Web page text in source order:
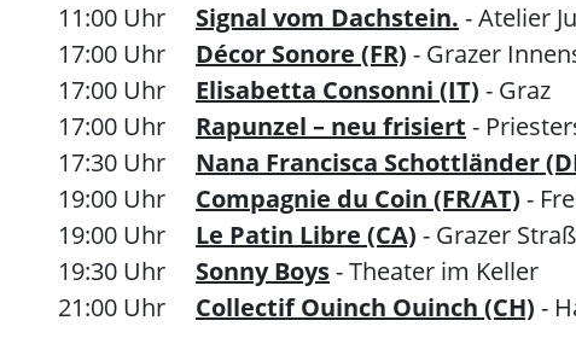
11:00 Uhr
Signal vom Dachstein. - Atelier
17:00 Uhr
Décor Sonore (FR) - Grazer
17:00 Uhr
Elisabetta Consonni (IT) - Graz
17:00 Uhr
Rapunzel – neu frisiert -
17:30 Uhr
Nana Francisca Schottländer
19:00 Uhr
Compagnie du Coin (FR/AT) -
19:00 Uhr
Le Patin Libre (CA) - Grazer
19:30 Uhr
Sonny Boys- Theater im Keller
21:00 Uhr
Collectif Ouinch Ouinch (CH) -